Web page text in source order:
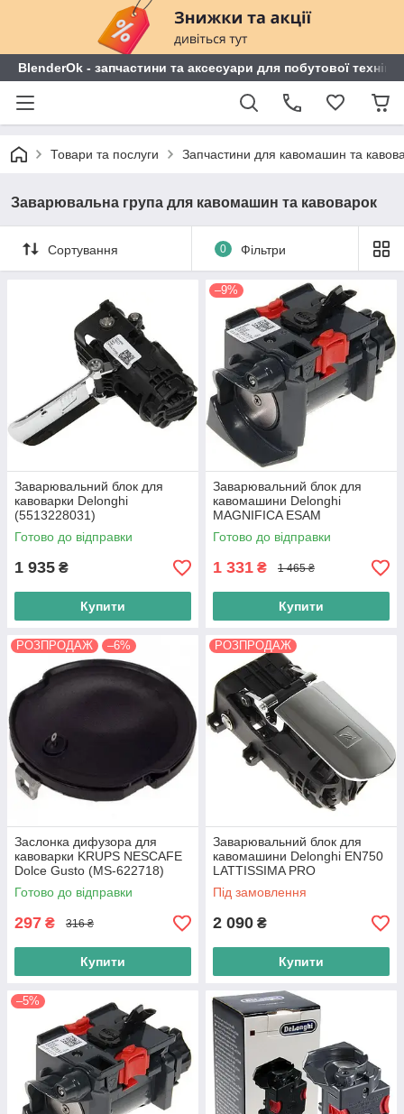
BlenderOk - запчастини та аксесуари для побутової техніки
Товари та послуги Запчастини для кавомашин та
Заварювальна група для кавомашин та кавоварок
Сортування 0 Фільтри
Заварювальний блок для
кавоварки Delonghi
(5513228031)
Готово до відправки
1 935 ₴
Купити
–9%
Заварювальний блок для
кавомашини Delonghi
MAGNIFICA ESAM
(7313251441) Оригінал
Готово до відправки
1 331 ₴ 1 465 ₴
Купити
РОЗПРОДАЖ –6%
Заслонка дифузора для
кавоварки KRUPS NESCAFE
Dolce Gusto (MS-622718)
Готово до відправки
297 ₴ 316 ₴
Купити
РОЗПРОДАЖ
Заварювальний блок для
кавомашини Delonghi EN750
LATTISSIMA PRO
(7313244961)
Під замовлення
2 090 ₴
Купити
–5%